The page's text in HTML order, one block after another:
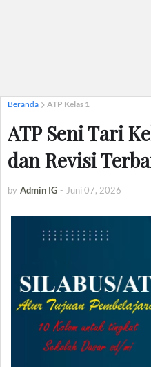
Beranda ATP Kelas 1
ATP Seni Tari
dan Revisi
by Admin IG - Juni 07, 2026